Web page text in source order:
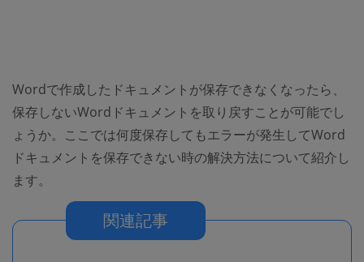
Wordで作成したドキュメントが保存できなくなったら、
保存しないWordドキュメントを取り戻すことが可能でし
ょうか。ここでは何度保存してもエラーが発生してWord
ドキュメントを保存できない時の解決方法について紹介し
ます。
関連記事